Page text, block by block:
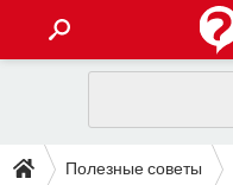
INSTAGRAM
ПОЛЕЗНЫЕ СОВЕТЫ
Полезные советы